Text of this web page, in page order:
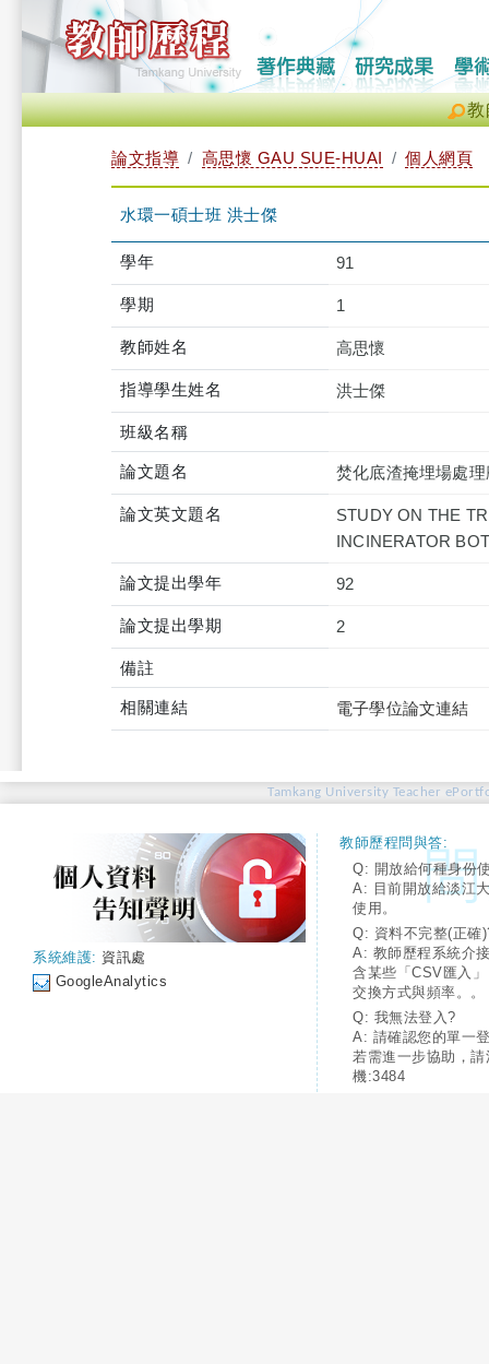
教
論文指導 高思懷 GAU SUE-HUAI 個人網頁
水環一碩士班 洪士傑
學年 91
學期 1
教師姓名 高思懷
指導學生姓名 洪士傑
班級名稱
論文題名 焚化底渣掩埋場處
論文英文題名
STUDY ON THE
INCINERATOR
論文提出學年 92
論文提出學期 2
備註
相關連結 電子學位論文連結
Tamkang University Teacher
系統維護: 資訊處
GoogleAnalytics
教師歷程問與答:
Q: 開放給何種身份
A: 目前開放給淡江
使用。
Q: 資料不完整(正確
A: 教師歷程系統介
含某些「CSV匯入
交換方式與頻率。。
Q: 我無法登入?
A: 請確認您的單一
若需進一步協助，
機:3484